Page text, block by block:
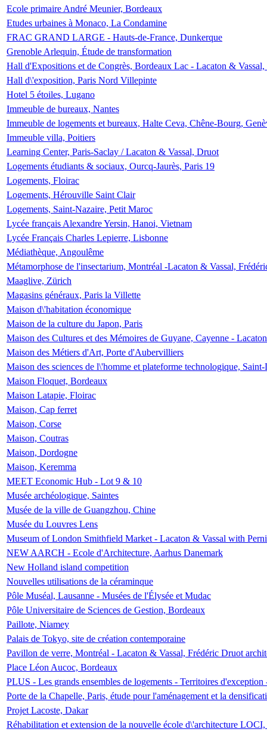
Ecole primaire André Meunier, Bordeaux
Etudes urbaines à Monaco, La Condamine
FRAC GRAND LARGE - Hauts-de-France, Dunkerque
Grenoble Arlequin, Étude de transformation
Hall d'Expositions et de Congrès, Bordeaux Lac - Lacaton &
Hall d\'exposition, Paris Nord Villepinte
Hotel 5 étoiles, Lugano
Immeuble de bureaux, Nantes
Immeuble de logements et bureaux, Halte Ceva, Chêne-Bourg,
Immeuble villa, Poitiers
Learning Center, Paris-Saclay / Lacaton & Vassal, Druot
Logements étudiants & sociaux, Ourcq-Jaurès, Paris 19
Logements, Floirac
Logements, Hérouville Saint Clair
Logements, Saint-Nazaire, Petit Maroc
Lycée français Alexandre Yersin, Hanoi, Vietnam
Lycée Français Charles Lepierre, Lisbonne
Médiathèque, Angoulême
Métamorphose de l'insectarium, Montréal -Lacaton & Vassal,
Maaglive, Zürich
Magasins généraux, Paris la Villette
Maison d\'habitation économique
Maison de la culture du Japon, Paris
Maison des Cultures et des Mémoires de Guyane, Cayenne -
Maison des Métiers d'Art, Porte d'Aubervilliers
Maison des sciences de l\'homme et plateforme technologique,
Maison Floquet, Bordeaux
Maison Latapie, Floirac
Maison, Cap ferret
Maison, Corse
Maison, Coutras
Maison, Dordogne
Maison, Keremma
MEET Economic Hub - Lot 9 & 10
Musée archéologique, Saintes
Musée de la ville de Guangzhou, Chine
Musée du Louvres Lens
Museum of London Smithfield Market - Lacaton & Vassal with
NEW AARCH - Ecole d'Architecture, Aarhus Danemark
New Holland island competition
Nouvelles utilisations de la céraminque
Pôle Muséal, Lausanne - Musées de l'Élysée et Mudac
Pôle Universitaire de Sciences de Gestion, Bordeaux
Paillote, Niamey
Palais de Tokyo, site de création contemporaine
Pavillon de verre, Montréal - Lacaton & Vassal, Frédéric Druot
Place Léon Aucoc, Bordeaux
PLUS - Les grands ensembles de logements - Territoires
Porte de la Chapelle, Paris, étude pour l'aménagement et la
Projet Lacoste, Dakar
Réhabilitation et extension de la nouvelle école d\'architecture